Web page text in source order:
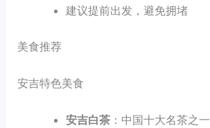
建议提前出发，避免拥堵
美食推荐
安吉特色美食
安吉白茶：中国十大名茶之一